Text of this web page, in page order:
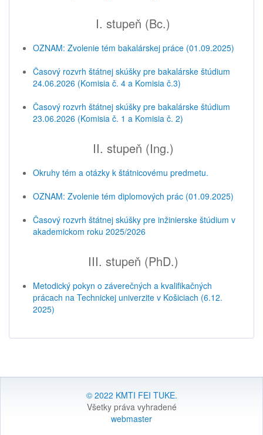
I. stupeň (Bc.)
OZNAM: Zvolenie tém bakalárskej práce (01.09.2025)
Časový rozvrh štátnej skúšky pre bakalárske štúdium
24.06.2026 (Komisia č. 4 a Komisia č.3)
Časový rozvrh štátnej skúšky pre bakalárske štúdium
23.06.2026 (Komisia č. 1 a Komisia č. 2)
II. stupeň (Ing.)
Okruhy tém a otázky k štátnicovému predmetu.
OZNAM: Zvolenie tém diplomových prác (01.09.2025)
Časový rozvrh štátnej skúšky pre inžinierske štúdium v
akademickom roku 2025/2026
III. stupeň (PhD.)
Metodický pokyn o záverečných a kvalifikačných
prácach na Technickej univerzite v Košiciach (6.12.
2025)
© 2022 KMTI FEI TUKE.
Všetky práva vyhradené
webmaster